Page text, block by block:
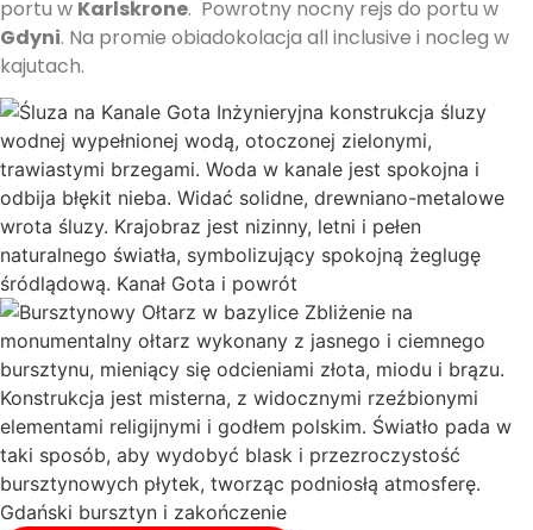
portu w Karlskrone. Powrotny nocny rejs do portu w
Gdyni. Na promie obiadokolacja all inclusive i nocleg w
kajutach.